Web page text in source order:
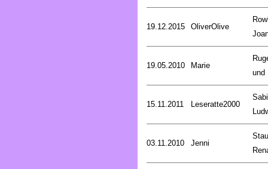
19.12.2015 OliverOlive
19.05.2010 Marie
und
15.11.2011 Leseratte2000
03.11.2010 Jenni